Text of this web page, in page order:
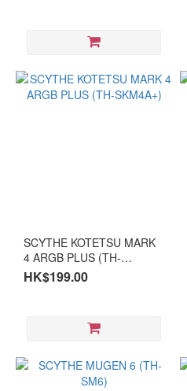
SCYTHE KOTETSU MARK
4 ARGB PLUS (TH-
SKM4A+)
HK$199.00